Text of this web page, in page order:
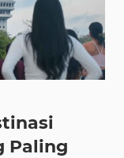
Paling